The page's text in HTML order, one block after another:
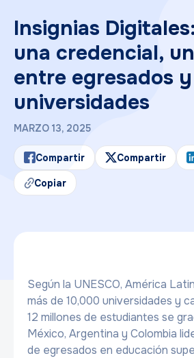
Insignias
una credencial,
entre egresados y
universidades
MARZO 13, 2025
Compartir Compartir
Copiar
Según la UNESCO, América
más de 10,000 universidades y
12 millones de estudiantes se
México, Argentina y Colombia
de egresados en educación